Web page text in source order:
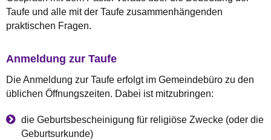
Taufe und alle mit der Taufe zusammenhängenden
praktischen Fragen.
Anmeldung zur Taufe
Die Anmeldung zur Taufe erfolgt im Gemeindebüro zu den
üblichen Öffnungszeiten. Dabei ist mitzubringen:
die Geburtsbescheinigung für religiöse Zwecke (oder die
Geburtsurkunde)